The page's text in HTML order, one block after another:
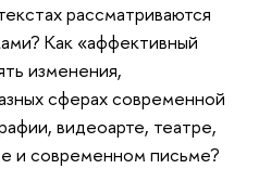
рассматриваются
Как «аффективный
изменения,
сферах современной
видеоарте, театре,
и современном письме?